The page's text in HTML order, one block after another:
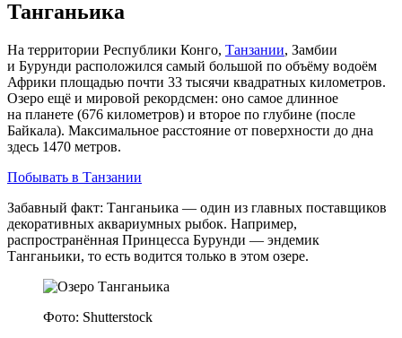
Танганьика
На территории Республики Конго, Танзании, Замбии
и Бурунди расположился самый большой по объёму водоём
Африки площадью почти 33 тысячи квадратных километров.
Озеро ещё и мировой рекордсмен: оно самое длинное
на планете (676 километров) и второе по глубине (после
Байкала). Максимальное расстояние от поверхности до дна
здесь 1470 метров.
Побывать в Танзании
Забавный факт: Танганьика — один из главных поставщиков
декоративных аквариумных рыбок. Например,
распространённая Принцесса Бурунди — эндемик
Танганьики, то есть водится только в этом озере.
Фото: Shutterstock